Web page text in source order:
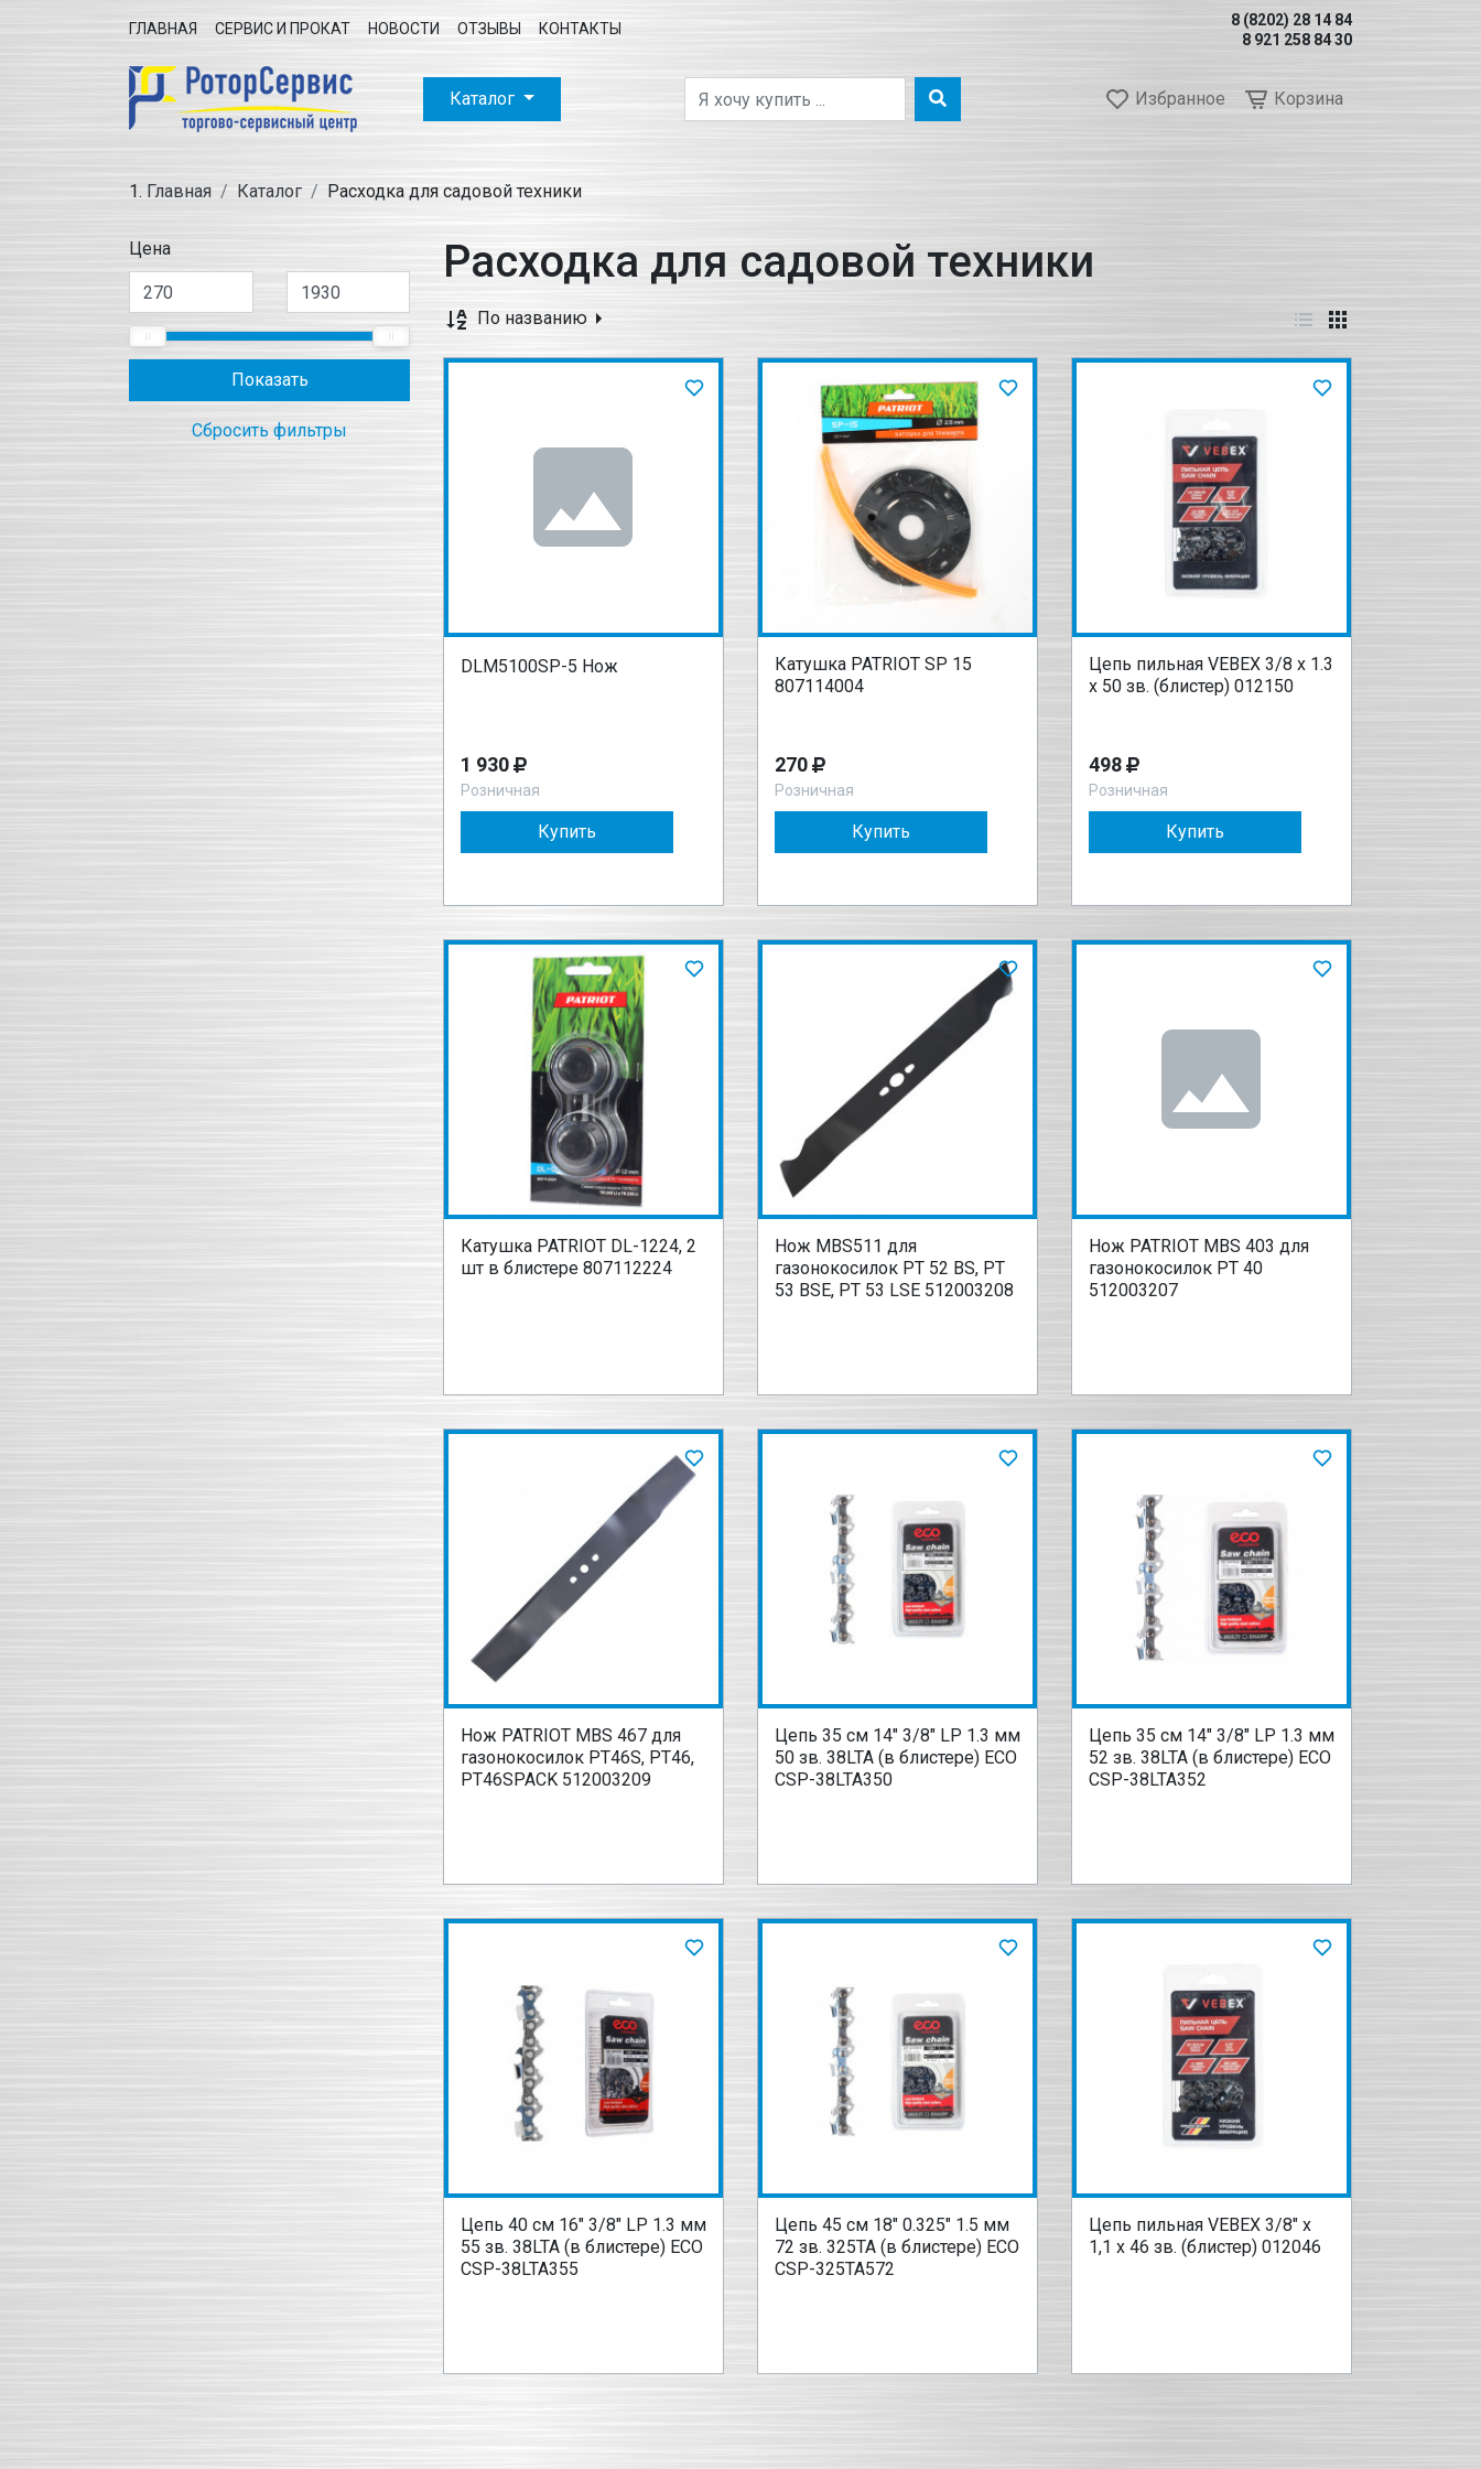
ГЛАВНАЯ СЕРВИС И ПРОКАТ НОВОСТИ ОТЗЫВЫ КОНТАКТЫ
8 (8202) 28 14 84
8 921 258 84 30
Избранное Корзина
Каталог
Главная Каталог Расходка для садовой техники
Цена
Показать
Сбросить фильтры
Расходка для садовой техники
По названию
DLM5100SP-5 Нож
1 930
Розничная
Купить
Катушка PATRIOT SP 15
807114004
270
Розничная
Купить
Цепь пильная VEBEX 3/8 x 1.3
x 50 зв. (блистер) 012150
498
Розничная
Купить
Катушка PATRIOT DL-1224, 2
шт в блистере 807112224
Нож MBS511 для
газонокосилок PT 52 BS, PT
53 BSE, PT 53 LSE 512003208
Нож PATRIOT MBS 403 для
газонокосилок PT 40
512003207
Нож PATRIOT MBS 467 для
газонокосилок PT46S, PT46,
PT46SPACK 512003209
Цепь 35 см 14" 3/8" LP 1.3 мм
50 зв. 38LTA (в блистере) ECO
CSP-38LTA350
Цепь 35 см 14" 3/8" LP 1.3 мм
52 зв. 38LTA (в блистере) ECO
CSP-38LTA352
Цепь 40 см 16" 3/8" LP 1.3 мм
55 зв. 38LTA (в блистере) ECO
CSP-38LTA355
Цепь 45 см 18" 0.325" 1.5 мм
72 зв. 325TA (в блистере) ECO
CSP-325TA572
Цепь пильная VEBEX 3/8" х
1,1 х 46 зв. (блистер) 012046